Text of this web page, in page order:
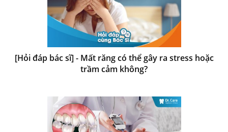
[Hỏi đáp bác sĩ] - Mất răng có thể gây ra stress hoặc
trầm cảm không?